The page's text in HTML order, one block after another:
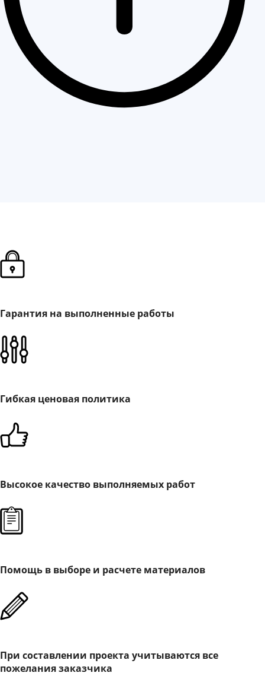
Гарантия на выполненные работы
Гибкая ценовая политика
Высокое качество выполняемых работ
Помощь в выборе и расчете материалов
При составлении проекта учитываются все
пожелания заказчика